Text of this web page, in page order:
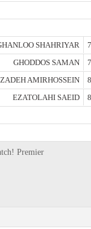
SHAHRIYAR
GHODDOS SAMAN
AMIRHOSSEIN
EZATOLAHI SAEID
Premier